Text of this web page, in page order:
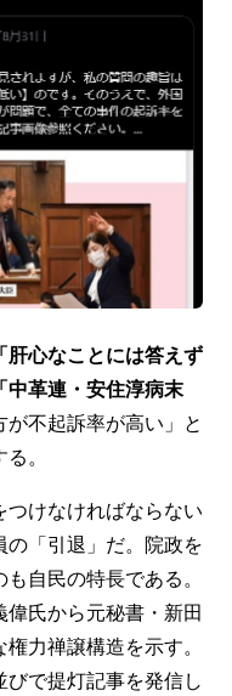
心なことには答えず
革連・安住淳病末
不起訴率が高い」と
。
けなければならない
「引退」だ。院政を
自民の特長である。
氏から元秘書・新田
力禅譲構造を示す。
で提灯記事を発信し